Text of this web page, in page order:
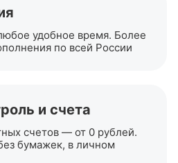
удобное время. Более
по всей России
и счета
счетов — от 0 рублей.
бумажек, в личном